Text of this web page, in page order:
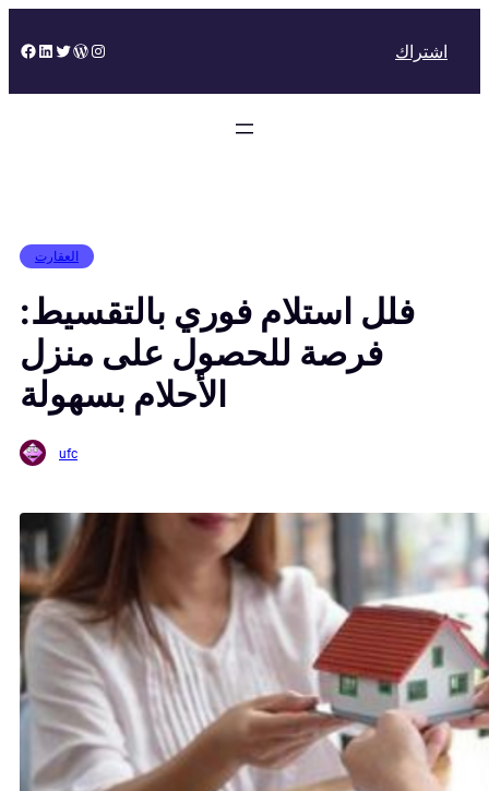
to
Facebook
LinkedIn
Twitter
WordPress
Instagram اشتراك
العقارت
فلل استلام فوري بالتقسيط:
فرصة للحصول على منزل
الأحلام بسهولة
ufc